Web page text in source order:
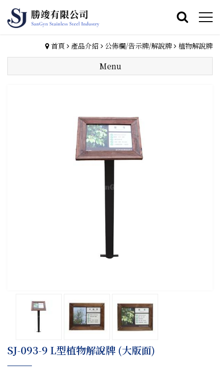
首頁 產品介紹 公佈欄/告示牌/解說牌 植物解說牌
Menu
​SJ-093-9 L型植物解說牌 (大版面)